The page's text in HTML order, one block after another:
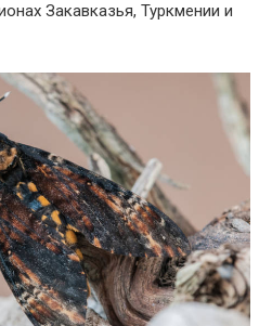
Закавказья, Туркмении и